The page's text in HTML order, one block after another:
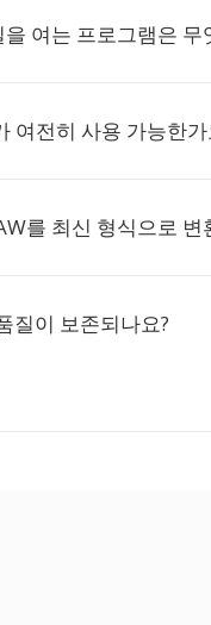
여는 프로그램은 무
여전히 사용 가능한가
를 최신 형식으로 변
질이 보존되나요?